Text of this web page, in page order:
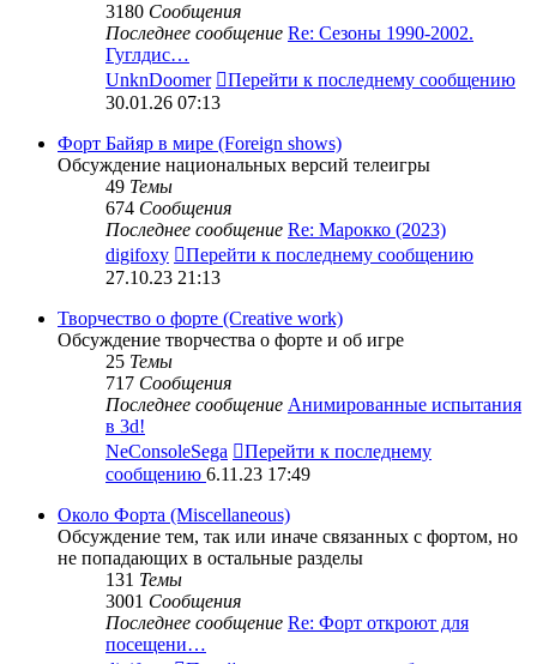
3180 Сообщения
Последнее сообщение Re: Сезоны 1990-2002.
Гуглдис…
UnknDoomer
Перейти к последнему сообщению
30.01.26 07:13
Форт Байяр в мире (Foreign shows)
Обсуждение национальных версий телеигры
49 Темы
674 Сообщения
Последнее сообщение Re: Марокко (2023)
digifoxy
Перейти к последнему сообщению
27.10.23 21:13
Творчество о форте (Creative work)
Обсуждение творчества о форте и об игре
25 Темы
717 Сообщения
Последнее сообщение Анимированные испытания
в 3d!
NeConsoleSega
Перейти к последнему
сообщению 6.11.23 17:49
Около Форта (Miscellaneous)
Обсуждение тем, так или иначе связанных с фортом, но
не попадающих в остальные разделы
131 Темы
3001 Сообщения
Последнее сообщение Re: Форт откроют для
посещени…